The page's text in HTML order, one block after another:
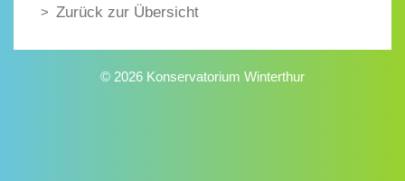
Zurück zur Übersicht
© 2026 Konservatorium Winterthur